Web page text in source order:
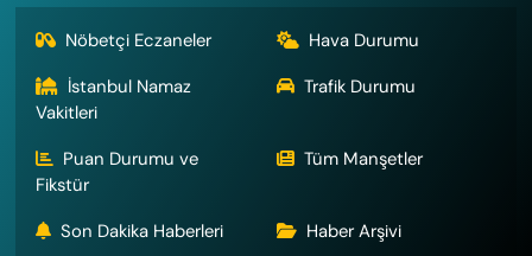
Nöbetçi Eczaneler
Hava Durumu
İstanbul Namaz
Vakitleri
Trafik Durumu
Puan Durumu ve
Fikstür
Tüm Manşetler
Son Dakika Haberleri Haber Arşivi